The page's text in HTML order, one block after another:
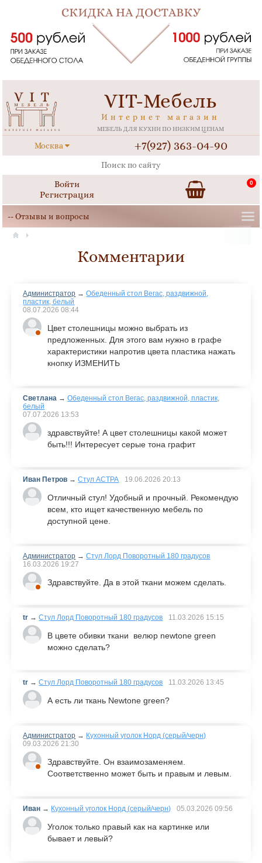
VIT-Мебель
Интернет магазин
МЕБЕЛЬ ДЛЯ КУХНИ ПО НИЗКИМ ЦЕНАМ
Москва +7(927) 363-04-90
Войти
Регистрация
0
Комментарии
Администратор →Обеденный стол Вегас, раздвижной,
пластик, белый
08.07.2026 08:44
Цвет столешницы можно выбрать из
предложенных. Для этого вам нужно в графе
характеристики напротив цвета пластика нажать
кнопку ИЗМЕНИТЬ
Светлана →Обеденный стол Вегас, раздвижной, пластик,
белый
07.07.2026 13:53
здравствуйте! А цвет столешницы какой может
быть!!! Интересует серые тона графит
Иван Петров →Стул АСТРА 19.06.2026 20:13
Отличный стул! Удобный и прочный. Рекомендую
всем, кто ищет качественную мебель по
доступной цене.
Администратор →Стул Лорд Поворотный 180 градусов
16.03.2026 19:27
Здравствуйте. Да в этой ткани можем сделать.
tr →Стул Лорд Поворотный 180 градусов 11.03.2026 15:15
В цвете обивки ткани велюр newtone green
можно сделать?
tr →Стул Лорд Поворотный 180 градусов 11.03.2026 13:45
А есть ли ткань Newtone green?
Администратор → Кухонный уголок Норд (серый/черн)
09.03.2026 21:30
Здравствуйте. Он взаимозаменяем.
Соответственно может быть и правым и левым.
Иван → Кухонный уголок Норд (серый/черн) 05.03.2026 09:56
Уголок только правый как на картинке или
бывает и левый?